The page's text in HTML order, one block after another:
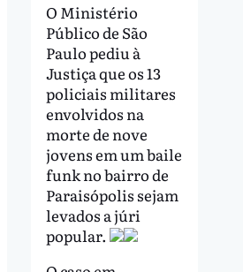
O Ministério
Público de São
Paulo pediu à
Justiça que os 13
policiais militares
envolvidos na
morte de nove
jovens em um baile
funk no bairro de
Paraisópolis sejam
levados a júri
popular.